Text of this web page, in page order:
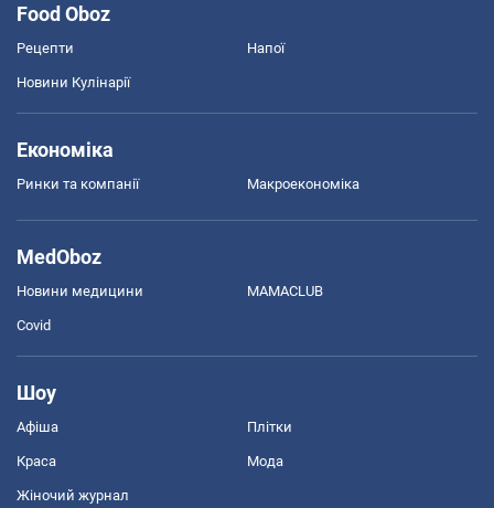
Food Oboz
Рецепти Напої
Новини Кулінарії
Економіка
Ринки та компанії Макроекономіка
MedOboz
Новини медицини MAMACLUB
Covid
Шоу
Афіша Плітки
Краса Мода
Жіночий журнал